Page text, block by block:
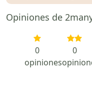
Opiniones de
0
opiniones
0